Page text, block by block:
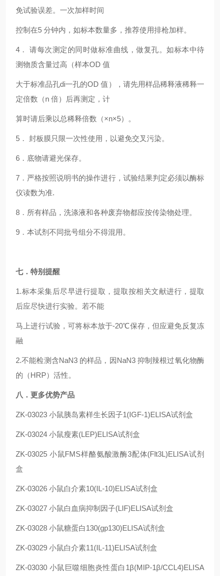
免试验误差。一次加样时间
控制在5 分钟内，如标本数量多，推荐使用排枪加样。
4． 请每次测定的同时做标准曲线，做复孔。如标本中待
测物质含量过高（样本OD 值
大于标准品孔di一孔的OD 值），请先用样品稀释液稀释一
定倍数（n 倍）后再测定，计
算时请后乘以总稀释倍数（×n×5）。
5． 封板膜只限一次性使用，以避免交叉污染。
6．底物请避光保存。
7．严格按照说明书的操作进行，试验结果判定必须以酶标
仪读数为准.
8．所有样品，洗涤液和各种废弃物都应按传染物处理。
9．本试剂不同批号组分不得混用。
七．特别提醒
1.标本采集后尽早进行提取，提取按相关文献进行，提取
后应尽快进行实验。若不能
马上进行试验，可将标本放于-20℃保存，但应避免反复冻
融
2.不能检测含NaN3 的样品，因NaN3 抑制辣根过氧化物酶
的（HRP）活性。
八．更多优势产品
ZK-03023 小鼠胰岛素样生长因子1(IGF-1)ELISA试剂盒
ZK-03024 小鼠瘦素(LEP)ELISA试剂盒
ZK-03025 小鼠FMS样酪氨酸激酶3配体(Flt3L)ELISA试剂
盒
ZK-03026 小鼠白介素10(IL-10)ELISA试剂盒
ZK-03027 小鼠白血病抑制因子(LIF)ELISA试剂盒
ZK-03028 小鼠糖蛋白130(gp130)ELISA试剂盒
ZK-03029 小鼠白介素11(IL-11)ELISA试剂盒
ZK-03030 小鼠巨噬细胞炎性蛋白1β(MIP-1β/CCL4)ELISA